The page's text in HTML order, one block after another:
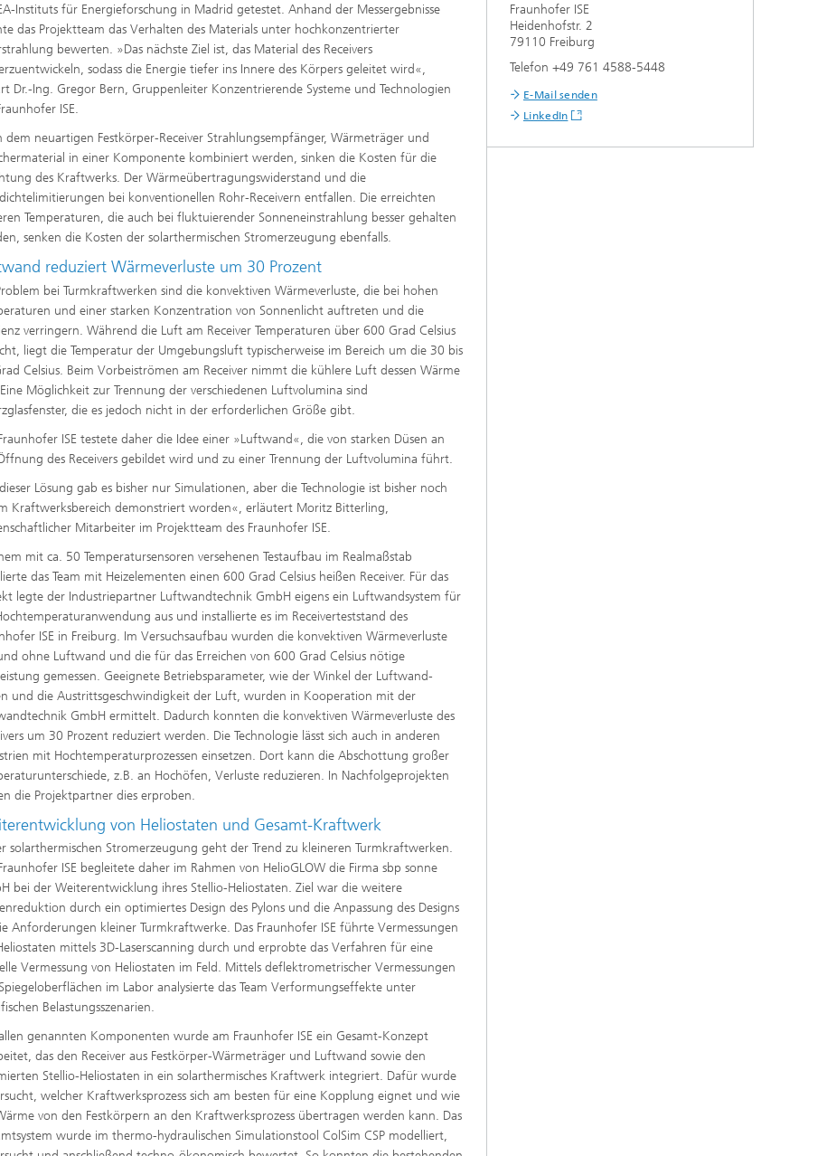
Instituts für Energieforschung in Madrid getestet. Anhand der Messergebnisse
das Projektteam das Verhalten des Materials unter hochkonzentrierter
bewerten. »Das nächste Ziel ist, das Material des Receivers
sodass die Energie tiefer ins Innere des Körpers geleitet wird«,
Dr.-Ing. Gregor Bern, Gruppenleiter Konzentrierende Systeme und Technologien
ISE.
dem neuartigen Festkörper-Receiver Strahlungsempfänger, Wärmeträger und
in einer Komponente kombiniert werden, sinken die Kosten für die
des Kraftwerks. Der Wärmeübertragungswiderstand und die
bei konventionellen Rohr-Receivern entfallen. Die erreichten
Temperaturen, die auch bei fluktuierender Sonneneinstrahlung besser gehalten
senken die Kosten der solarthermischen Stromerzeugung ebenfalls.
reduziert Wärmeverluste um 30 Prozent
bei Turmkraftwerken sind die konvektiven Wärmeverluste, die bei hohen
und einer starken Konzentration von Sonnenlicht auftreten und die
verringern. Während die Luft am Receiver Temperaturen über 600 Grad Celsius
liegt die Temperatur der Umgebungsluft typischerweise im Bereich um die 30 bis
Celsius. Beim Vorbeiströmen am Receiver nimmt die kühlere Luft dessen Wärme
Möglichkeit zur Trennung der verschiedenen Luftvolumina sind
die es jedoch nicht in der erforderlichen Größe gibt.
ISE testete daher die Idee einer »Luftwand«, die von starken Düsen an
des Receivers gebildet wird und zu einer Trennung der Luftvolumina führt.
Lösung gab es bisher nur Simulationen, aber die Technologie ist bisher noch
Kraftwerksbereich demonstriert worden«, erläutert Moritz Bitterling,
Mitarbeiter im Projektteam des Fraunhofer ISE.
mit ca. 50 Temperatursensoren versehenen Testaufbau im Realmaßstab
das Team mit Heizelementen einen 600 Grad Celsius heißen Receiver. Für das
legte der Industriepartner Luftwandtechnik GmbH eigens ein Luftwandsystem für
aus und installierte es im Receiverteststand des
ISE in Freiburg. Im Versuchsaufbau wurden die konvektiven Wärmeverluste
ohne Luftwand und die für das Erreichen von 600 Grad Celsius nötige
gemessen. Geeignete Betriebsparameter, wie der Winkel der Luftwand-
und die Austrittsgeschwindigkeit der Luft, wurden in Kooperation mit der
GmbH ermittelt. Dadurch konnten die konvektiven Wärmeverluste des
um 30 Prozent reduziert werden. Die Technologie lässt sich auch in anderen
mit Hochtemperaturprozessen einsetzen. Dort kann die Abschottung großer
z.B. an Hochöfen, Verluste reduzieren. In Nachfolgeprojekten
die Projektpartner dies erproben.
von Heliostaten und Gesamt-Kraftwerk
solarthermischen Stromerzeugung geht der Trend zu kleineren Turmkraftwerken.
ISE begleitete daher im Rahmen von HelioGLOW die Firma sbp sonne
bei der Weiterentwicklung ihres Stellio-Heliostaten. Ziel war die weitere
durch ein optimiertes Design des Pylons und die Anpassung des Designs
Anforderungen kleiner Turmkraftwerke. Das Fraunhofer ISE führte Vermessungen
mittels 3D-Laserscanning durch und erprobte das Verfahren für eine
Vermessung von Heliostaten im Feld. Mittels deflektrometrischer Vermessungen
im Labor analysierte das Team Verformungseffekte unter
Belastungsszenarien.
genannten Komponenten wurde am Fraunhofer ISE ein Gesamt-Konzept
das den Receiver aus Festkörper-Wärmeträger und Luftwand sowie den
Stellio-Heliostaten in ein solarthermisches Kraftwerk integriert. Dafür wurde
welcher Kraftwerksprozess sich am besten für eine Kopplung eignet und wie
von den Festkörpern an den Kraftwerksprozess übertragen werden kann. Das
wurde im thermo-hydraulischen Simulationstool ColSim CSP modelliert,
Fraunhofer ISE
Heidenhofstr. 2
79110 Freiburg
Telefon +49 761 4588-5448
E-Mail senden
LinkedIn